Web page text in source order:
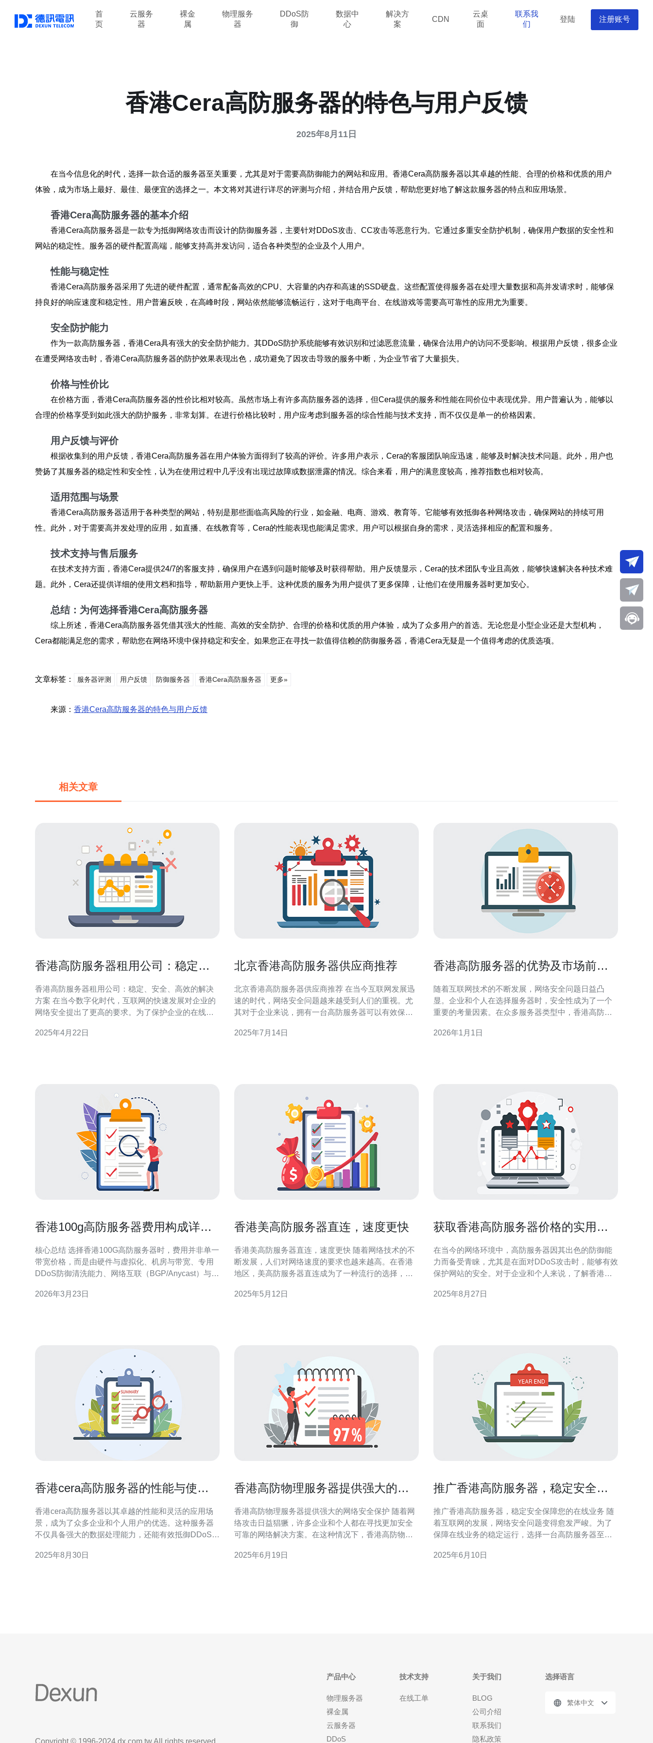
首
页
云服务
器
裸金
属
物理服务
器
DDoS防
御
数据中
心
解决方
案
CDN
云桌
面
联系我
们
登陆 注册账号
香港Cera高防服务器的特色与用户反馈
2025年8月11日
在当今信息化的时代，选择一款合适的服务器至关重要，尤其是对于需要高防御能力的网站和应用。香港Cera高防服务器以其卓越的性能、合理的价格和优质的用户
体验，成为市场上最好、最佳、最便宜的选择之一。本文将对其进行详尽的评测与介绍，并结合用户反馈，帮助您更好地了解这款服务器的特点和应用场景。
香港Cera高防服务器的基本介绍
香港Cera高防服务器是一款专为抵御网络攻击而设计的防御服务器，主要针对DDoS攻击、CC攻击等恶意行为。它通过多重安全防护机制，确保用户数据的安全性和
网站的稳定性。服务器的硬件配置高端，能够支持高并发访问，适合各种类型的企业及个人用户。
性能与稳定性
香港Cera高防服务器采用了先进的硬件配置，通常配备高效的CPU、大容量的内存和高速的SSD硬盘。这些配置使得服务器在处理大量数据和高并发请求时，能够保
持良好的响应速度和稳定性。用户普遍反映，在高峰时段，网站依然能够流畅运行，这对于电商平台、在线游戏等需要高可靠性的应用尤为重要。
安全防护能力
作为一款高防服务器，香港Cera具有强大的安全防护能力。其DDoS防护系统能够有效识别和过滤恶意流量，确保合法用户的访问不受影响。根据用户反馈，很多企业
在遭受网络攻击时，香港Cera高防服务器的防护效果表现出色，成功避免了因攻击导致的服务中断，为企业节省了大量损失。
价格与性价比
在价格方面，香港Cera高防服务器的性价比相对较高。虽然市场上有许多高防服务器的选择，但Cera提供的服务和性能在同价位中表现优异。用户普遍认为，能够以
合理的价格享受到如此强大的防护服务，非常划算。在进行价格比较时，用户应考虑到服务器的综合性能与技术支持，而不仅仅是单一的价格因素。
用户反馈与评价
根据收集到的用户反馈，香港Cera高防服务器在用户体验方面得到了较高的评价。许多用户表示，Cera的客服团队响应迅速，能够及时解决技术问题。此外，用户也
赞扬了其服务器的稳定性和安全性，认为在使用过程中几乎没有出现过故障或数据泄露的情况。综合来看，用户的满意度较高，推荐指数也相对较高。
适用范围与场景
香港Cera高防服务器适用于各种类型的网站，特别是那些面临高风险的行业，如金融、电商、游戏、教育等。它能够有效抵御各种网络攻击，确保网站的持续可用
性。此外，对于需要高并发处理的应用，如直播、在线教育等，Cera的性能表现也能满足需求。用户可以根据自身的需求，灵活选择相应的配置和服务。
技术支持与售后服务
在技术支持方面，香港Cera提供24/7的客服支持，确保用户在遇到问题时能够及时获得帮助。用户反馈显示，Cera的技术团队专业且高效，能够快速解决各种技术难
题。此外，Cera还提供详细的使用文档和指导，帮助新用户更快上手。这种优质的服务为用户提供了更多保障，让他们在使用服务器时更加安心。
总结：为何选择香港Cera高防服务器
综上所述，香港Cera高防服务器凭借其强大的性能、高效的安全防护、合理的价格和优质的用户体验，成为了众多用户的首选。无论您是小型企业还是大型机构，
Cera都能满足您的需求，帮助您在网络环境中保持稳定和安全。如果您正在寻找一款值得信赖的防御服务器，香港Cera无疑是一个值得考虑的优质选项。
文章标签： 服务器评测 用户反馈 防御服务器 香港Cera高防服务器 更多»
来源： 香港Cera高防服务器的特色与用户反馈
相关文章
香港高防服务器租用公司：稳定、
香港高防服务器租用公司：稳定、安全、高效的解决
方案 在当今数字化时代，互联网的快速发展对企业的
网络安全提出了更高的要求。为了保护企业的在线业
企业的首选。本文将介绍一家位于香港的高防服务器
2025年4月22日
北京香港高防服务器供应商推荐
北京香港高防服务器供应商推荐 在当今互联网发展迅
速的时代，网络安全问题越来越受到人们的重视。尤
其对于企业来说，拥有一台高防服务器可以有效保护
站的稳定运行和数据安全。 在北京地区，有许多高防
2025年7月14日
香港高防服务器的优势及市场前景
随着互联网技术的不断发展，网络安全问题日益凸
显。企业和个人在选择服务器时，安全性成为了一个
重要的考量因素。在众多服务器类型中，香港高防服
港高防服务器的最大优势在于其强大的防护能力。由
2026年1月1日
香港100g高防服务器费用构成详解
核心总结 选择香港100G高防服务器时，费用并非单一
带宽价格，而是由硬件与虚拟化、机房与带宽、专用
DDoS防御清洗能力、网络互联（BGP/Anycast）与IP
监控、域名解析）等多项构成。通过将这些成本项逐
2026年3月23日
香港美高防服务器直连，速度更快
香港美高防服务器直连，速度更快 随着网络技术的不
断发展，人们对网络速度的要求也越来越高。在香港
地区，美高防服务器直连成为了一种流行的选择，其
器直连的优势以及使用方法。 香港美高防服务器直连
2025年5月12日
获取香港高防服务器价格的实用指
在当今的网络环境中，高防服务器因其出色的防御能
力而备受青睐，尤其是在面对DDoS攻击时，能够有效
保护网站的安全。对于企业和个人来说，了解香港高
为您提供关于香港高防服务器价格的详尽评测，帮助
2025年8月27日
香港cera高防服务器的性能与使用
香港cera高防服务器以其卓越的性能和灵活的应用场
景，成为了众多企业和个人用户的优选。这种服务器
不仅具备强大的数据处理能力，还能有效抵御DDoS攻
应用场景。特别是选择德讯电讯作为服务提供商，可
2025年8月30日
香港高防物理服务器提供强大的网
香港高防物理服务器提供强大的网络安全保护 随着网
络攻击日益猖獗，许多企业和个人都在寻找更加安全
可靠的网络解决方案。在这种情况下，香港高防物理
了强大的网络安全保护，帮助用户抵御各种网络威
2025年6月19日
推广香港高防服务器，稳定安全保
推广香港高防服务器，稳定安全保障您的在线业务 随
着互联网的发展，网络安全问题变得愈发严峻。为了
保障在线业务的稳定运行，选择一台高防服务器至关
设施和完善的法律体系，是搭建高防服务器的理想之
2025年6月10日
Copyright © 1996-2024 dx.com.tw All rights reserved.
产品中心
物理服务器
裸金属
云服务器
DDoS
技术支持
在线工单
关于我们
BLOG
公司介绍
联系我们
隐私政策
选择语言
繁体中文